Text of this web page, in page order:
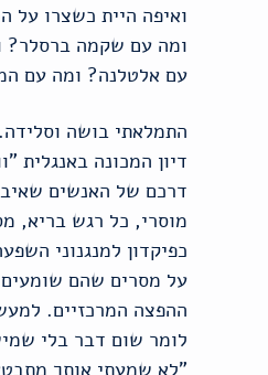
ואיפה היית כשצרו
ומה עם שקמה ברסלר?
עם אלטלנה? ומה עם
התמלאתי בושה
דיון המכונה באנגלית
דרכם של האנשים
מוסרי, כל רגש בריא,
כפיקדון למנגנוני
על מסרים שהם שומעים
ההפצה המרכזיים.
לומר שום דבר בלי
"לא שמעתי אותך